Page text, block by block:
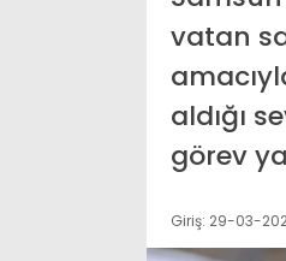
vatan
aldığı
görev
Giriş: 29-03-